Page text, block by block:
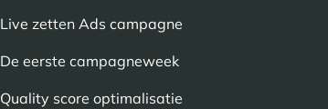
Live zetten Ads campagne
De eerste campagneweek
Quality score optimalisatie